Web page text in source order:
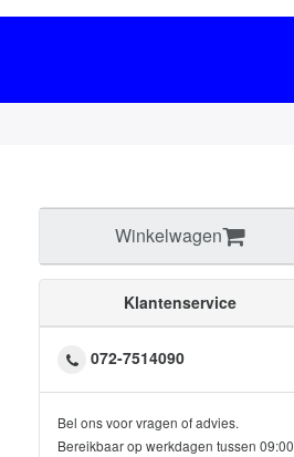
Winkelwagen
Klantenservice
072-7514090
Bel ons voor vragen of advies.
Bereikbaar op werkdagen tussen 09:00